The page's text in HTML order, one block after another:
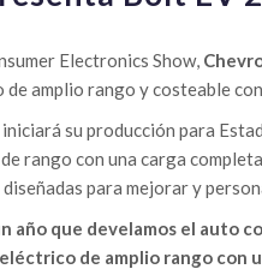
Electronics Show,
amplio rango y costeable
su producción para
rango con una carga
para mejorar y
año que develamos el auto
de amplio rango con